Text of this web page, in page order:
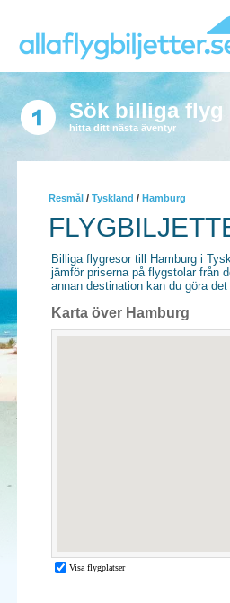
Sök billiga flyg
hitta ditt nästa äventyr
Resmål / Tyskland / Hamburg
Billiga flygresor till Hamburg i
jämför priserna på flygstolar från
annan destination kan du göra
Karta över Hamburg